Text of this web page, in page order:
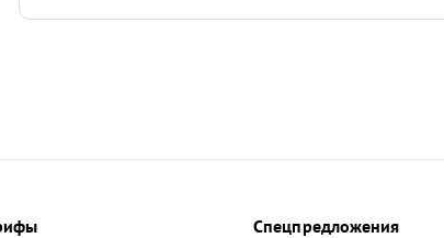
Спецпредложения